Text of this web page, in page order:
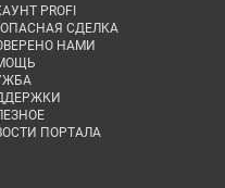
PROFI
СДЕЛКА
НАМИ
ПОРТАЛА